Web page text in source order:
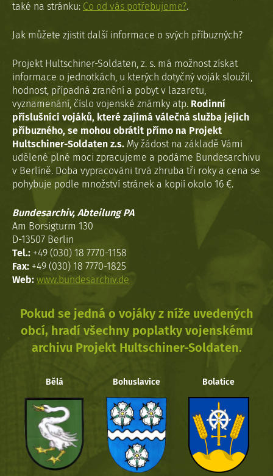
také na stránku: Co od vás potřebujeme?.
Jak můžete zjistit další informace o svých příbuzných?
Projekt Hultschiner-Soldaten, z. s. má možnost získat
informace o jednotkách, u kterých dotyčný voják sloužil,
hodnost, případná zranění a pobyt v lazaretu,
vyznamenání, číslo vojenské známky atp. Rodinní
příslušníci vojáků, které zajímá válečná služba jejich
příbuzného, se mohou obrátit přímo na Projekt
Hultschiner-Soldaten z.s. My žádost na základě Vámi
udělené plné moci zpracujeme a podáme Bundesarchivu
v Berlíně. Doba vypracováni trvá zhruba tři roky a cena se
pohybuje podle množství stránek a kopií okolo 16 €.
Bundesarchiv, Abteilung PA
Am Borsigturm 130
D-13507 Berlin
Tel.: +49 (030) 18 7770-1158
Fax: +49 (030) 18 7770-1825
Web: www.bundesarchiv.de
Pokud se jedná o vojáky z níže uvedených
obcí, hradí všechny poplatky vojenskému
archivu Projekt Hultschiner-Soldaten.
Bělá Bohuslavice Bolatice